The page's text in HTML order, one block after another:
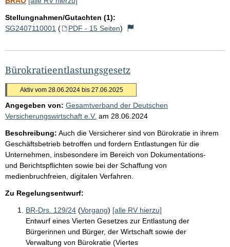
Stellungnahmen/Gutachten (1):
SG2407110001 ( PDF - 15 Seiten)
Bürokratieentlastungsgesetz
Aktiv vom 28.06.2024 bis 27.06.2025
Angegeben von: Gesamtverband der Deutschen
Versicherungswirtschaft e.V. am 28.06.2024
Beschreibung: Auch die Versicherer sind von Bürokratie in ihrem
Geschäftsbetrieb betroffen und fordern Entlastungen für die
Unternehmen, insbesondere im Bereich von Dokumentations-
und Berichtspflichten sowie bei der Schaffung von
medienbruchfreien, digitalen Verfahren.
Zu Regelungsentwurf:
BR-Drs. 129/24 (Vorgang) [alle RV hierzu]
Entwurf eines Vierten Gesetzes zur Entlastung der
Bürgerinnen und Bürger, der Wirtschaft sowie der
Verwaltung von Bürokratie (Viertes